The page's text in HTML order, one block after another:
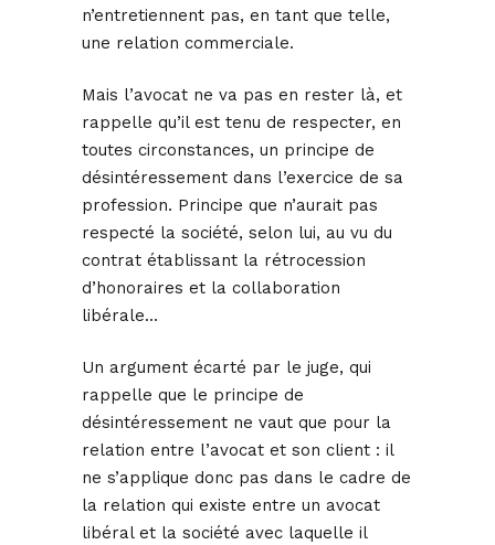
n’entretiennent pas, en tant que telle,
une relation commerciale.
Mais l’avocat ne va pas en rester là, et
rappelle qu’il est tenu de respecter, en
toutes circonstances, un principe de
désintéressement dans l’exercice de sa
profession. Principe que n’aurait pas
respecté la société, selon lui, au vu du
contrat établissant la rétrocession
d’honoraires et la collaboration
libérale…
Un argument écarté par le juge, qui
rappelle que le principe de
désintéressement ne vaut que pour la
relation entre l’avocat et son client : il
ne s’applique donc pas dans le cadre de
la relation qui existe entre un avocat
libéral et la société avec laquelle il